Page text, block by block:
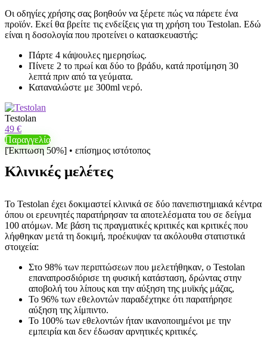
Οι οδηγίες χρήσης σας βοηθούν να ξέρετε πώς να πάρετε ένα
προϊόν. Εκεί θα βρείτε τις ενδείξεις για τη χρήση του Testolan. Εδώ
είναι η δοσολογία που προτείνει ο κατασκευαστής:
Πάρτε 4 κάψουλες ημερησίως.
Πίνετε 2 το πρωί και δύο το βράδυ, κατά προτίμηση 30
λεπτά πριν από τα γεύματα.
Καταναλώστε με 300ml νερό.
Testolan
49 €
Παραγγελία
[Έκπτωση 50%] • επίσημος ιστότοπος
Κλινικές μελέτες
Το Testolan έχει δοκιμαστεί κλινικά σε δύο πανεπιστημιακά κέντρα
όπου οι ερευνητές παρατήρησαν τα αποτελέσματα του σε δείγμα
100 ατόμων. Με βάση τις πραγματικές κριτικές και κριτικές που
λήφθηκαν μετά τη δοκιμή, προέκυψαν τα ακόλουθα στατιστικά
στοιχεία:
Στο 98% των περιπτώσεων που μελετήθηκαν, ο Testolan
επαναπροσδιόρισε τη φυσική κατάσταση, δρώντας στην
αποβολή του λίπους και την αύξηση της μυϊκής μάζας,
Το 96% των εθελοντών παραδέχτηκε ότι παρατήρησε
αύξηση της λίμπιντο.
Το 100% των εθελοντών ήταν ικανοποιημένοι με την
εμπειρία και δεν έδωσαν αρνητικές κριτικές.